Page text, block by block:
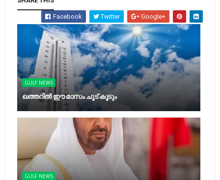
Facebook Twitter Google+
GULF NEWS
ഖത്തറില്‍ ഈ മാസം ചൂട് കൂടും
GULF NEWS